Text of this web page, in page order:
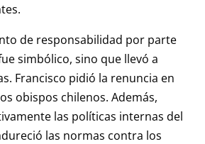
de responsabilidad por parte
simbólico, sino que llevó a
Francisco pidió la renuncia en
obispos chilenos. Además,
las políticas internas del
las normas contra los